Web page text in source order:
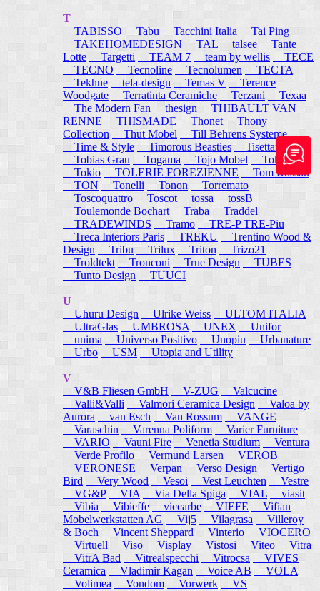
T
TABISSO
Tabu Tacchini Italia
Tai Ping
TAKEHOMEDESIGN
TAL talsee
Tante
Lotte
Targetti TEAM 7 team by wellis
TECE
TECNO
Tecnoline Tecnolumen
TECTA
Tekhne
tela-design Temas V
Terence
Woodgate
Terratinta Ceramiche Terzani
Texaa
The Modern Fan
thesign
THIBAULT VAN
RENNE
THISMADE Thonet
Thony
Collection
Thut Mobel
Till Behrens Systeme
Time & Style
Timorous Beasties
Tisettanta
Tobias Grau
Togama Tojo Mobel
Token
Tokio
TOLERIE FOREZIENNE
Tom Rossau
TON
Tonelli Tonon
Torremato
Toscoquattro
Toscot tossa
tossB
Toulemonde Bochart
Traba
Traddel
TRADEWINDS
Tramo
TRE-P TRE-Piu
Treca Interiors Paris
TREKU
Trentino Wood &
Design
Tribu Trilux Triton
Trizo21
Troldtekt Tronconi True Design
TUBES
Tunto Design
TUUCI
U
Uhuru Design
Ulrike Weiss
ULTOM ITALIA
UltraGlas
UMBROSA UNEX
Unifor
unima
Universo Positivo Unopiu
Urbanature
Urbo
USM Utopia and Utility
V
V&B Fliesen GmbH
V-ZUG
Valcucine
Valli&Valli
Valmori Ceramica Design
Valoa by
Aurora
van Esch Van Rossum
VANGE
Varaschin
Varenna Poliform
Varier Furniture
VARIO
Vauni Fire Venetia Studium
Ventura
Verde Profilo
Vermund Larsen
VEROB
VERONESE
Verpan Verso Design
Vertigo
Bird
Very Wood Vesoi Vest Leuchten
Vestre
VG&P
VIA Via Della Spiga VIAL
viasit
Vibia
Vibieffe viccarbe VIEFE
Vifian
Mobelwerkstatten AG
Vij5 Vilagrasa
Villeroy
& Boch
Vincent Sheppard Vinterio
VIOCERO
Virtuell
Viso Visplay Vistosi Viteo
Vitra
VitrA Bad
Vitrealspecchi Vitrocsa
VIVES
Ceramica
Vladimir Kagan Voice AB
VOLA
Volimea
Vondom Vorwerk VS